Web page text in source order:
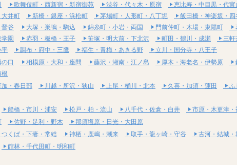
歌舞伎町・西新宿・新宿御苑 渋谷・代々木・原宿 恵比寿・中目黒・代官
大井町 新橋・銀座・浜松町 茅場町・人形町・八丁堀 飯田橋・神楽坂・
鶯谷 大塚・巣鴨・駒込 錦糸町・小岩・両国 門前仲町・木場・東陽町
園 赤羽・板橋・王子 笹塚・明大前・下北沢 町田・鶴川・成瀬
三軒
平 調布・府中・三鷹 福生・青梅・あきる野
立川・国分寺・八王子
口 相模原・大和・座間 藤沢・湘南・江ノ島 厚木・海老名・伊勢原
根
加・春日部 川越・所沢・狭山 上尾・桶川・北本 久喜・加須・蓮田
ふ
船橋・市川・浦安 松戸・柏・流山 八千代・佐倉・白井 市原・木更津・
佐野・足利・野木
那須塩原・日光・大田原
つくば・下妻・常総 神栖・鹿嶋・潮来 取手・龍ヶ崎・守谷 古河・結城・
館林・千代田町・明和町